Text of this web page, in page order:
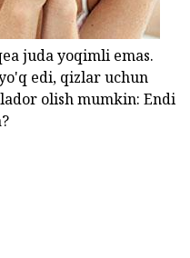
juda yoqimli emas.
edi, qizlar uchun
olish mumkin: Endi